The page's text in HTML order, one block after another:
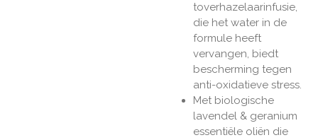
toverhazelaarinfusie,
die het water in de
formule heeft
vervangen, biedt
bescherming tegen
anti-oxidatieve stress.
Met biologische
lavendel & geranium
essentiële oliën die